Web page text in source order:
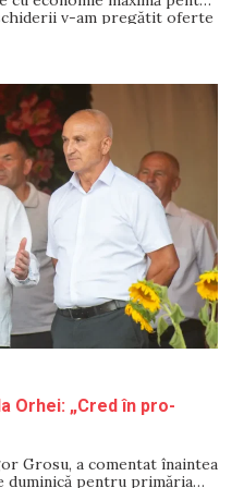
v-am pregătit oferte
gros corecte la cele mai
Orhei: „Cred în pro-
Grosu, a comentat înaintea
duminică pentru primăria